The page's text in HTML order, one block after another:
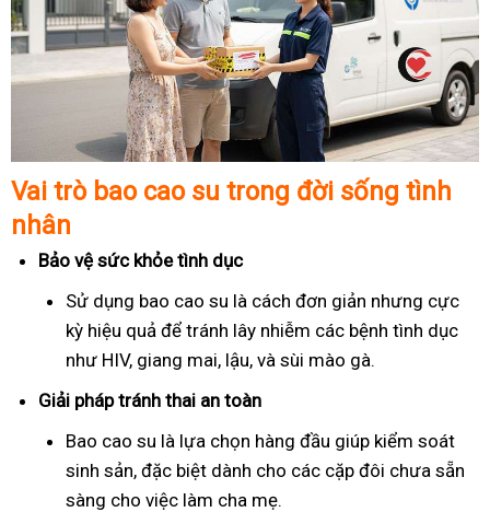
Vai trò bao cao su trong đời sống tình
nhân
Bảo vệ sức khỏe tình dục
Sử dụng bao cao su là cách đơn giản nhưng cực
kỳ hiệu quả để tránh lây nhiễm các bệnh tình dục
như HIV, giang mai, lậu, và sùi mào gà.
Giải pháp tránh thai an toàn
Bao cao su là lựa chọn hàng đầu giúp kiểm soát
sinh sản, đặc biệt dành cho các cặp đôi chưa sẵn
sàng cho việc làm cha mẹ.